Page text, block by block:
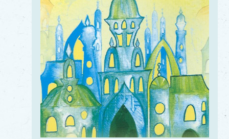
εκπαιδευτικούς
συλλόγους
παραγωγούς